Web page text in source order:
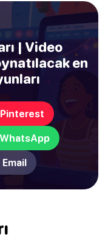
| Video
en
Pinterest
WhatsApp
Email